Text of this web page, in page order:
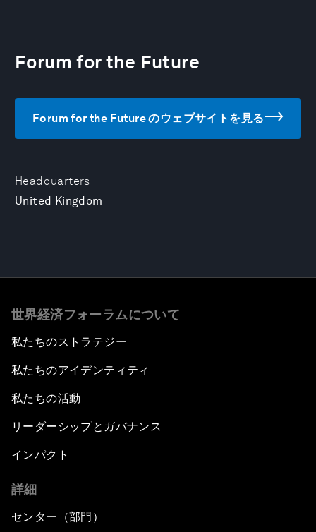
Headquarters
United Kingdom
Forum for the Future
Forum for the Future のウェブサイトを見る
世界経済フォーラムについて
私たちのストラテジー
私たちのアイデンティティ
私たちの活動
リーダーシップとガバナンス
インパクト
詳細
センター（部門）